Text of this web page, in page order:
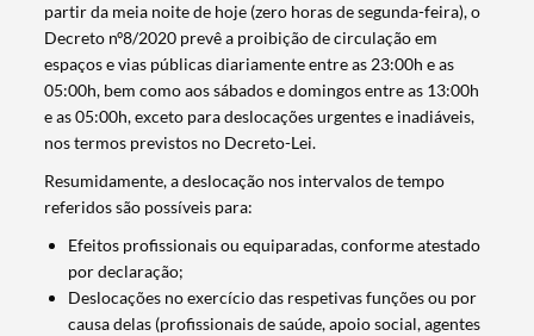
partir da meia noite de hoje (zero horas de segunda-feira), o
Decreto nº8/2020 prevê a proibição de circulação em
espaços e vias públicas diariamente entre as 23:00h e as
05:00h, bem como aos sábados e domingos entre as 13:00h
e as 05:00h, exceto para deslocações urgentes e inadiáveis,
nos termos previstos no Decreto-Lei.
Resumidamente, a deslocação nos intervalos de tempo
referidos são possíveis para:
Efeitos profissionais ou equiparadas, conforme atestado
por declaração;
Deslocações no exercício das respetivas funções ou por
causa delas (profissionais de saúde, apoio social, agentes